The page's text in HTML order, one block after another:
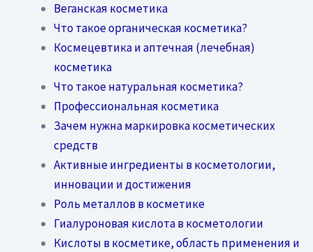
Веганская косметика
Что такое органическая косметика?
Космецевтика и аптечная (лечебная)
косметика
Что такое натуральная косметика?
Профессиональная косметика
Зачем нужна маркировка косметических
средств
Активные ингредиенты в косметологии,
инновации и достижения
Роль металлов в косметике
Гиалуроновая кислота в косметологии
Кислоты в косметике, область применения и